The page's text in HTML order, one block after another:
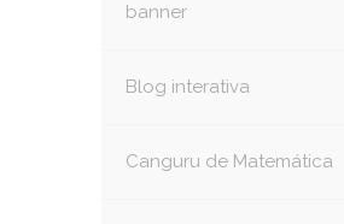
banner
Blog interativa
Canguru de Matemática